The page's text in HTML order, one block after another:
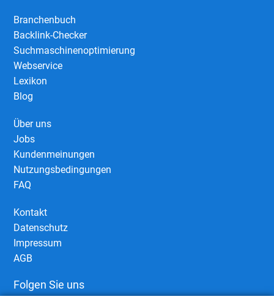
Branchenbuch
Backlink-Checker
Suchmaschinenoptimierung
Webservice
Lexikon
Blog
Über uns
Jobs
Kundenmeinungen
Nutzungsbedingungen
FAQ
Kontakt
Datenschutz
Impressum
AGB
Folgen Sie uns